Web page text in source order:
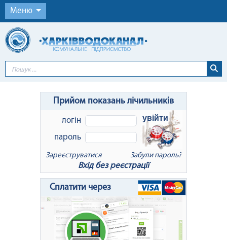
Меню
Прийом показань лічильників
логін
пароль
увійти
Зареєструватися Забули пароль?
Вхід без реєстрації
Відновлення пароля x
Для відновлення пароля введіть Ваш
логін або e-mail:
Очистити поле
Сплатити через